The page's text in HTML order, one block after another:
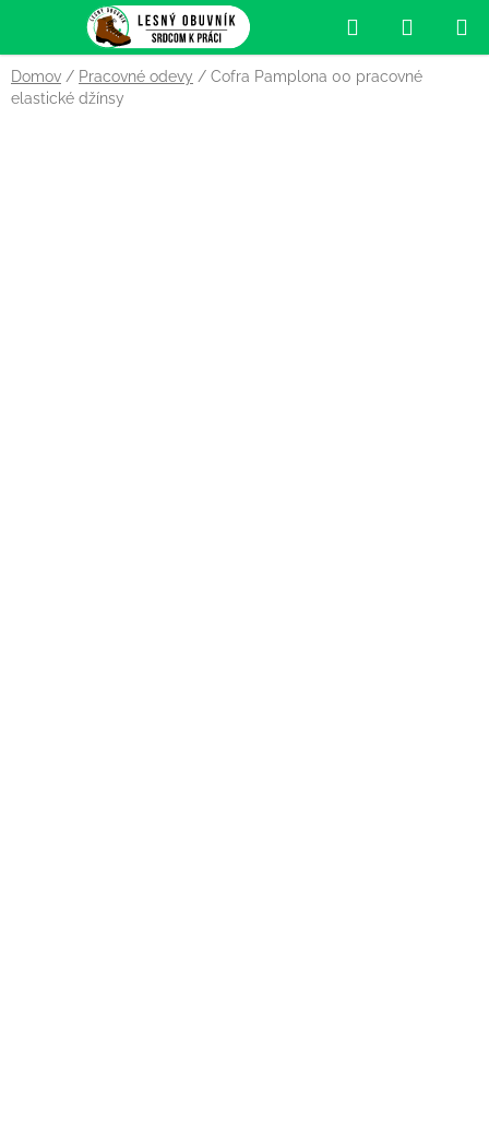
obsah
Hľadať
KOŠÍK
Domov / Pracovné odevy / Cofra Pamplona 00 pracovné
elastické džínsy